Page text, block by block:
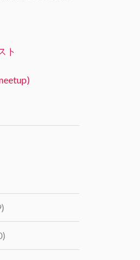
ツイートされました
レー発のエンジ
SVIF 共催] AI
＋ネットワー
す。
日本なセミナ
Twitter
ト